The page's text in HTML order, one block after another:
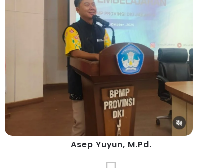
Asep Yuyun, M.Pd.